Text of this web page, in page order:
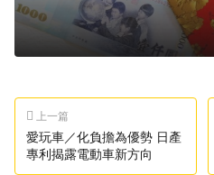
上一篇
愛玩車／化負擔為優勢 日產
專利揭露電動車新方向